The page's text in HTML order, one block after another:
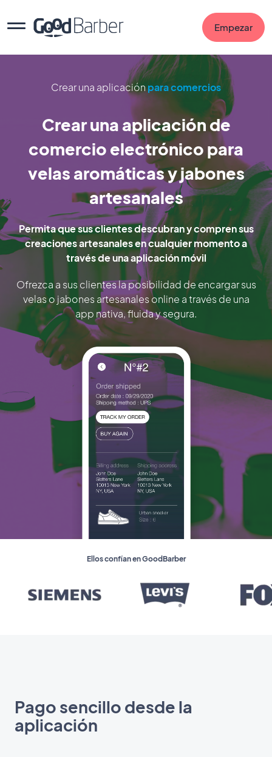
Empezar
Crear una aplicaciónpara comercios
Crear una aplicación de
comercio electrónico para
velas aromáticas y jabones
artesanales
Permita que sus clientes descubran y compren sus
creaciones artesanales en cualquier momento a
través de una aplicación móvil
Ofrezca a sus clientes la posibilidad de encargar sus
velas o jabones artesanales online a través de una
app nativa, fluida y segura.
Ellos confían en GoodBarber
Pago sencillo desde la
aplicación